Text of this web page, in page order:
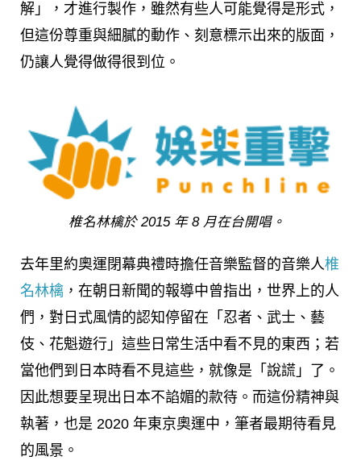
解」，才進行製作，雖然有些人可能覺得是形式，
但這份尊重與細膩的動作、刻意標示出來的版面，
仍讓人覺得做得很到位。
椎名林檎於 2015 年 8 月在台開唱。
去年里約奧運閉幕典禮時擔任音樂監督的音樂人椎
名林檎 ，在朝日新聞的報導中曾指出，世界上的人
們，對日式風情的認知停留在「忍者、武士、藝
伎、花魁遊行」這些日常生活中看不見的東西；若
當他們到日本時看不見這些，就像是「說謊」了。
因此想要呈現出日本不諂媚的款待。而這份精神與
執著，也是 2020 年東京奧運中，筆者最期待看見
的風景。